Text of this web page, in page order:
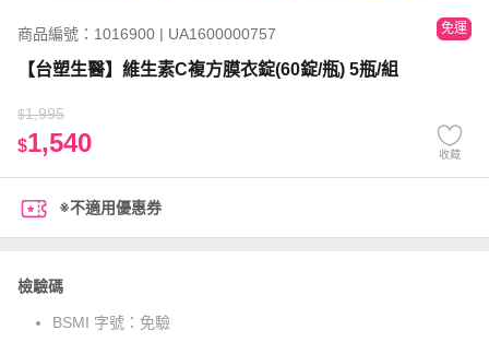
商品編號：1016900 | UA1600000757 免運
【台塑生醫】維生素C複方膜衣錠(60錠/瓶) 5瓶/組
$1,995
$1,540 收藏
※不適用優惠券
檢驗碼
BSMI 字號： 免驗